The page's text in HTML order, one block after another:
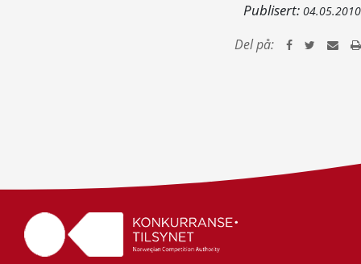
Publisert: 04.05.2010
Del på: